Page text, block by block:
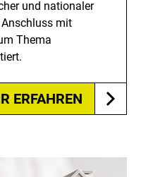
und nationaler
Anschluss mit
Thema
ERFAHREN